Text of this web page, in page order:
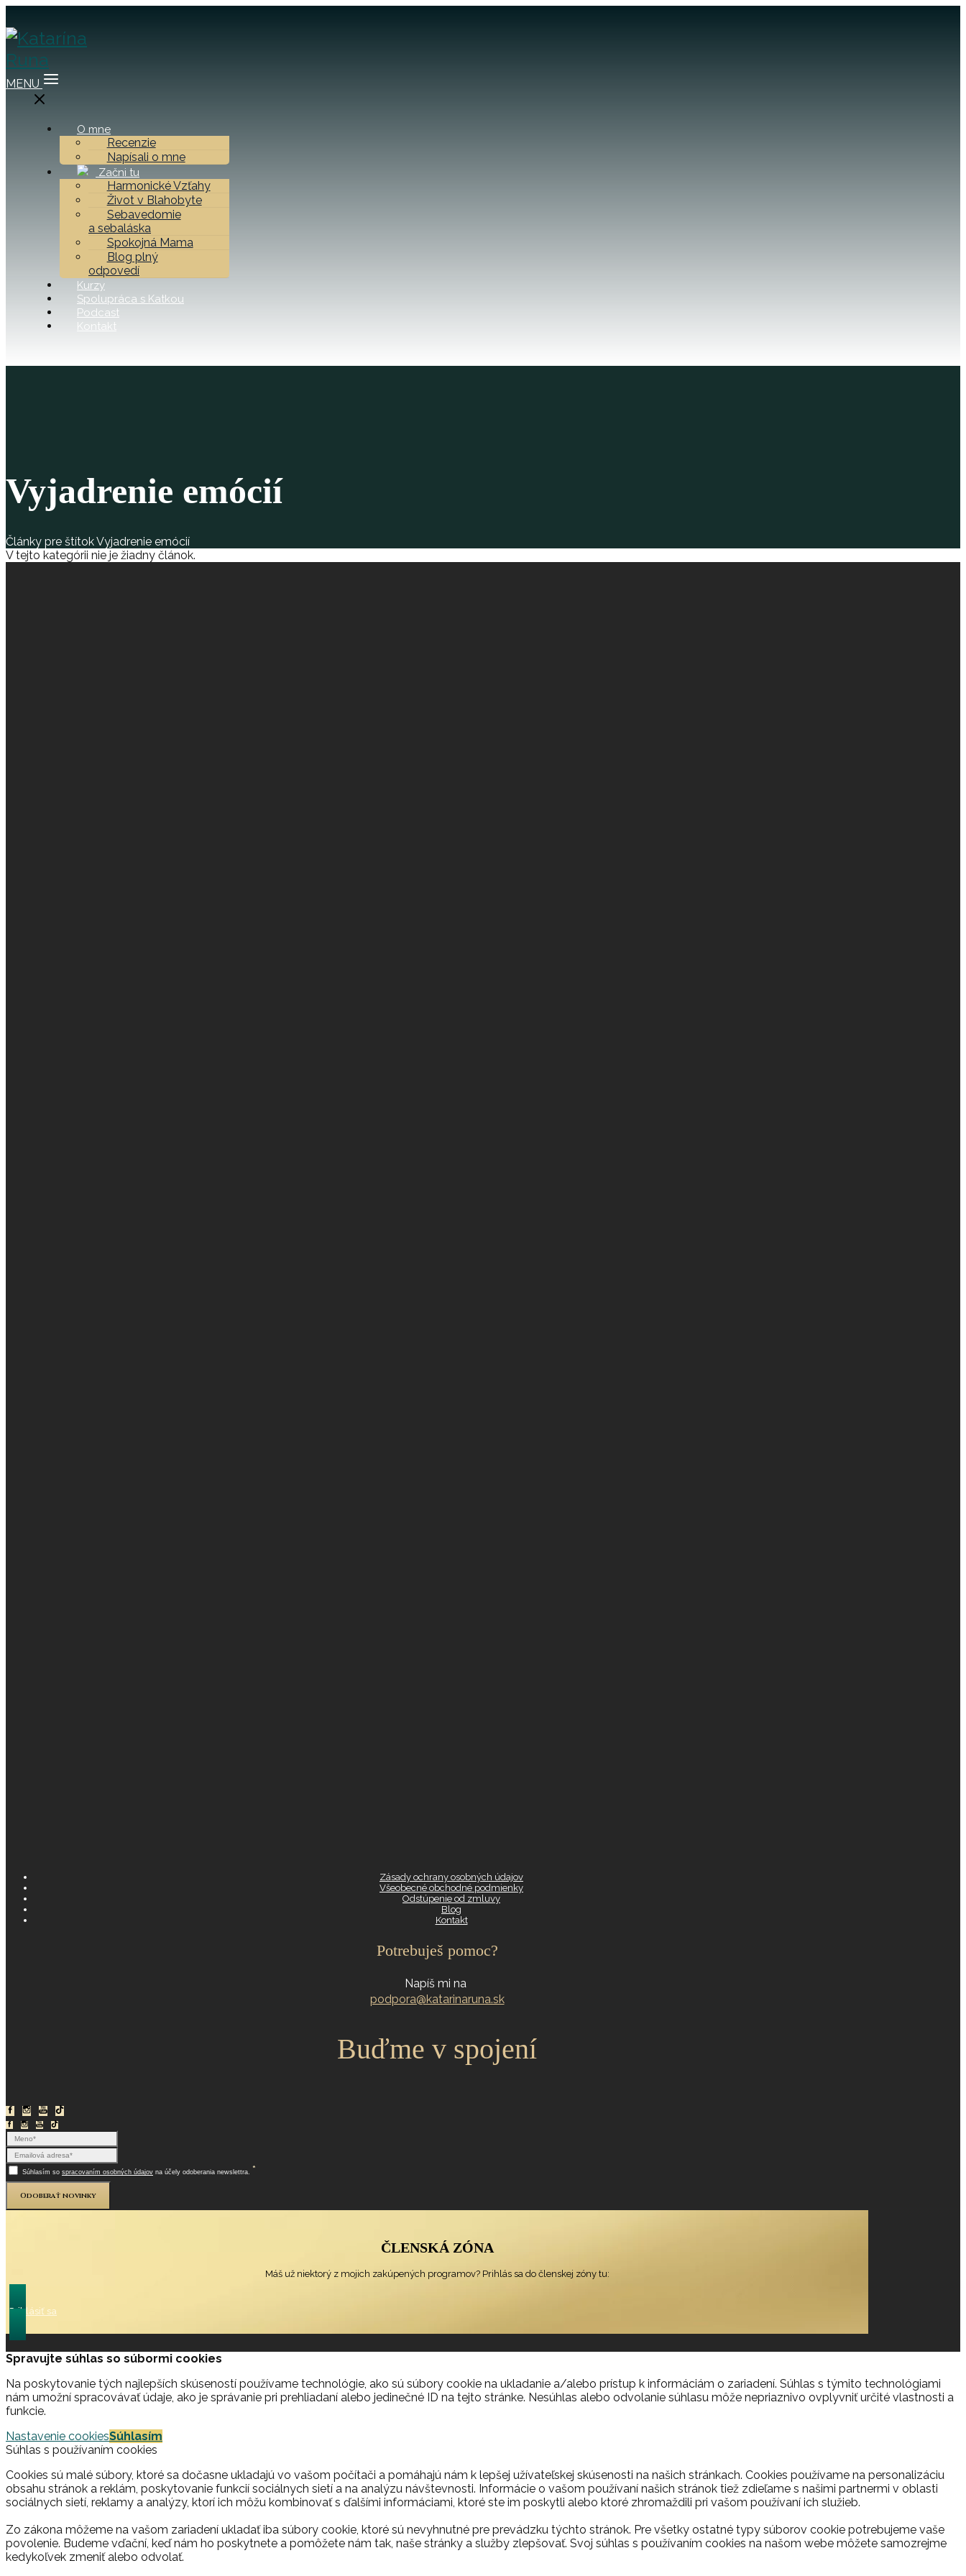
MENU
O mne
Recenzie
Napísali o mne
Začni tu
Harmonické Vzťahy
Život v Blahobyte
Sebavedomie
a sebaláska
Spokojná Mama
Blog plný
odpovedí
Kurzy
Spolupráca s Katkou
Podcast
Kontakt
Vyjadrenie emócií
Články pre štítok Vyjadrenie emócií
V tejto kategórii nie je žiadny článok.
Zásady ochrany osobných údajov
Všeobecné obchodné podmienky
Odstúpenie od zmluvy
Blog
Kontakt
Potrebuješ pomoc?
Napíš mi na
podpora@katarinaruna.sk
Buďme v spojení
Súhlasím so spracovaním osobných údajov na účely odoberania newslettra. *
Odoberať novinky
ČLENSKÁ ZÓNA
Máš už niektorý z mojich zakúpených programov? Prihlás sa do členskej zóny tu:
Prihlásiť sa
Spravujte súhlas so súbormi cookies
Na poskytovanie tých najlepších skúseností používame technológie, ako sú súbory cookie na ukladanie a/alebo prístup k informáciám o zariadení. Súhlas s týmito technológiami
nám umožní spracovávať údaje, ako je správanie pri prehliadaní alebo jedinečné ID na tejto stránke. Nesúhlas alebo odvolanie súhlasu môže nepriaznivo ovplyvniť určité vlastnosti a
funkcie.
Nastavenie cookiesSúhlasím
Súhlas s používaním cookies
Cookies sú malé súbory, ktoré sa dočasne ukladajú vo vašom počítači a pomáhajú nám k lepšej užívateľskej skúsenosti na našich stránkach. Cookies používame na personalizáciu
obsahu stránok a reklám, poskytovanie funkcií sociálnych sietí a na analýzu návštevnosti. Informácie o vašom používaní našich stránok tiež zdieľame s našimi partnermi v oblasti
sociálnych sietí, reklamy a analýzy, ktorí ich môžu kombinovať s ďalšími informáciami, ktoré ste im poskytli alebo ktoré zhromaždili pri vašom používaní ich služieb.
Zo zákona môžeme na vašom zariadení ukladať iba súbory cookie, ktoré sú nevyhnutné pre prevádzku týchto stránok. Pre všetky ostatné typy súborov cookie potrebujeme vaše
povolenie. Budeme vďační, keď nám ho poskytnete a pomôžete nám tak, naše stránky a služby zlepšovať. Svoj súhlas s používaním cookies na našom webe môžete samozrejme
kedykoľvek zmeniť alebo odvolať.